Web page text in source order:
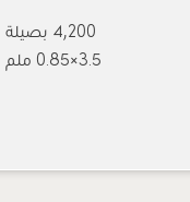
4,200 بصيلة
3.5×0.85 ملم